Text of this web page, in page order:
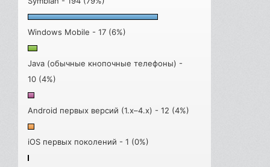
Windows Mobile - 17 (6%)
Java (обычные кнопочные телефоны) -
10 (4%)
Android первых версий (1.x–4.x) - 12 (4%)
iOS первых поколений - 1 (0%)